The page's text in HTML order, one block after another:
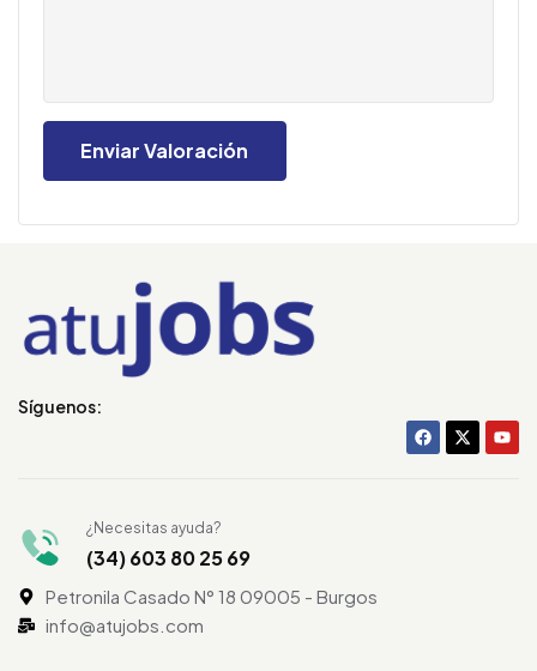
Síguenos:
¿Necesitas ayuda?
(34) 603 80 25 69
Petronila Casado N° 18 09005 - Burgos
info@atujobs.com